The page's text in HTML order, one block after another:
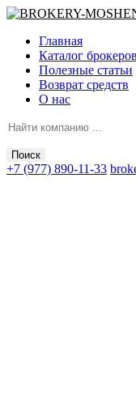
Главная
Каталог брокеров
Полезные статьи
Возврат средств
О нас
Поиск
+7 (977) 890-11-33